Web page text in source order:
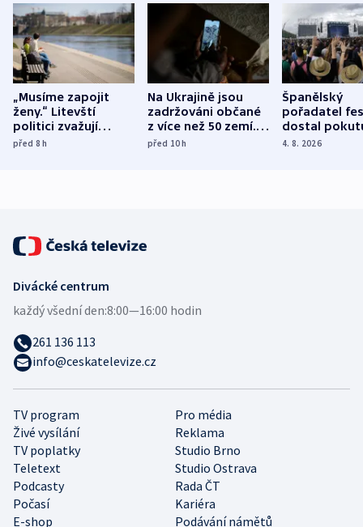
„Musíme zapojit
ženy.“ Litevští
politici zvažují
dohodu o
před 8h
Na Ukrajině jsou
zadržováni občané
z více než 50 zemí.
Bojovali na straně
před 10h
Španělský
pořadatel
dostal
nekalé
4. 8. 2026
TV program
Pro média
Živé vysílání
Reklama
TV poplatky
Studio Brno
Teletext
Studio Ostrava
Podcasty
Rada ČT
Počasí
Kariéra
E-shop
Podávání námětů
Divácké centrum
každý všední den:8:00—16:00 hodin
261 136 113
info@ceskatelevize.cz